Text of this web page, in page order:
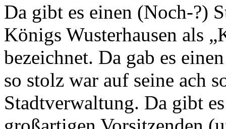
Da gibt es einen (Noch-?)
Königs Wusterhausen als
bezeichnet. Da gab es
so stolz war auf seine ach
Stadtverwaltung. Da gibt